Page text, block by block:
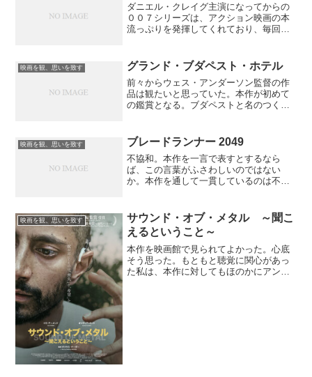
ダニエル・クレイグ主演になってからの
００７シリーズは、アクション映画の本
流っぷりを発揮してくれており、毎回映
アクションシーン満載で、予告編に流れ
るショベルカーで列車を破...
映画を観、思いを致す グランド・ブダペスト・ホテル
前々からウェス・アンダーソン監督の作
品は観たいと思っていた。本作が初めて
の鑑賞となる。ブダペストと名のつくも
代への感傷を描く本作。全編を通して、
美しきヨーロッパの栄光と...
映画を観、思いを致す ブレードランナー 2049
不協和。本作を一言で表すとするなら
ば、この言葉がふさわしいのではない
か。本作を通して一貫しているのは不協
流れ続け、観客は嫌が応にも本作のテー
マが不協和であることを意識さ...
映画を観、思いを致す
サウンド・オブ・メタル ～聞こ
えるということ～
本作を映画館で見られてよかった。心底
そう思った。もともと聴覚に関心があっ
た私は、本作に対してもほのかにアンテ